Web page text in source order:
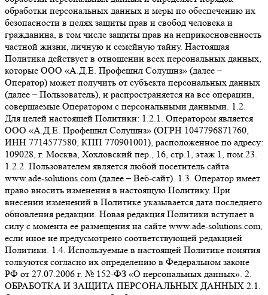
обработки персональных данных и меры по обеспечению их
безопасности в целях защиты прав и свобод человека и
гражданина, в том числе защиты прав на неприкосновенность
частной жизни, личную и семейную тайну. Настоящая
Политика действует в отношении всех персональных данных,
которые ООО «А.Д.Е. Профешнл Солушнз» (далее –
Оператор) может получить от субъекта персональных данных
(далее – Пользователь), и распространяется на все операции,
совершаемые Оператором с персональными данными. 1.2.
Для целей настоящей Политики: 1.2.1. Оператором является
ООО «А.Д.Е. Профешнл Солушнз» (ОГРН 1047796871760,
ИНН 7714577580, КПП 770901001), расположенное по адресу:
109028, г. Москва, Хохловский пер., 16, стр.1, этаж 1, пом.23.
1.2.2. Пользователем является любой посетитель сайта
www.ade-solutions.com (далее – Веб-сайт). 1.3. Оператор имеет
право вносить изменения в настоящую Политику. При
внесении изменений в Политике указывается дата последнего
обновления редакции. Новая редакция Политики вступает в
силу с момента ее размещения на сайте www.ade-solutions.com,
если иное не предусмотрено соответствующей редакцией
Политики. 1.4. Используемые в настоящей Политике понятия
толкуются согласно их определению в Федеральном законе
РФ от 27.07.2006 г. № 152-ФЗ «О персональных данных». 2.
ОБРАБОТКА И ЗАЩИТА ПЕРСОНАЛЬНЫХ ДАННЫХ 2.1.